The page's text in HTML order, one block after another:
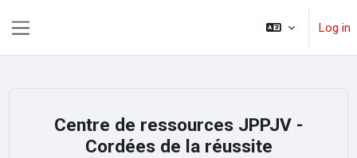
Log in
Centre de ressources JPPJV -
Cordées de la réussite